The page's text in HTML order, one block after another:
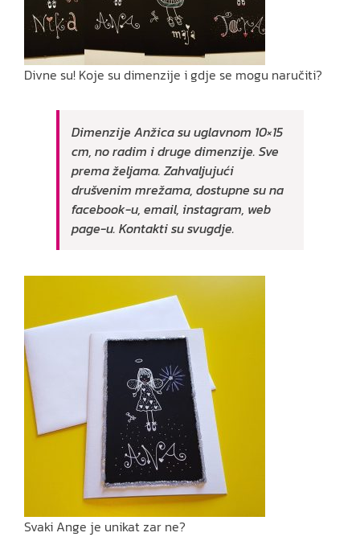
Divne su! Koje su dimenzije i gdje se mogu naručiti?
Dimenzije Anžica su uglavnom 10×15
cm, no radim i druge dimenzije. Sve
prema željama. Zahvaljujući
drušvenim mrežama, dostupne su na
facebook-u, email, instagram, web
page-u. Kontakti su svugdje.
Svaki Ange je unikat zar ne?